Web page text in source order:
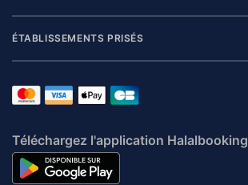
ÉTABLISSEMENTS PRISÉS
Téléchargez l'application Halalbooking